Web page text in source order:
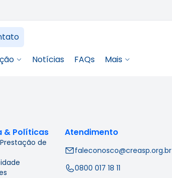
Notícias FAQs Mais
& Políticas
de
Atendimento
faleconosco@creasp.org.br
0800 017 18 11